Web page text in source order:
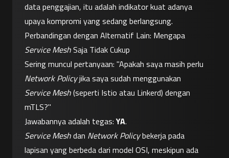
data penggajian, itu adalah indikator kuat adanya
upaya kompromi yang sedang berlangsung.
Service Mesh Saja Tidak Cukup
Network Policy
Service Mesh (seperti Istio atau Linkerd) dengan
mTLS?"
Jawabannya adalah tegas: YA.
Service Mesh dan Network Policy bekerja pada
lapisan yang berbeda dari model OSI, meskipun ada